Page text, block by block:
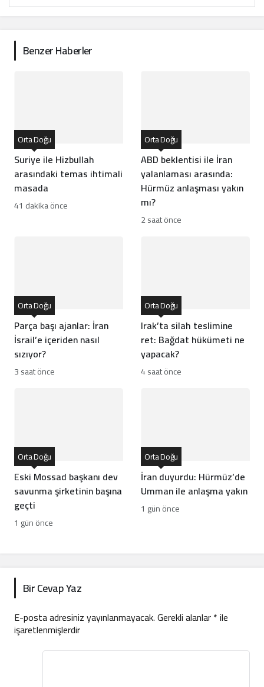
Benzer Haberler
Suriye ile Hizbullah
arasındaki temas ihtimali
masada
Orta Doğu
41 dakika önce
ABD beklentisi ile İran
yalanlaması arasında:
Hürmüz anlaşması yakın
mı?
Orta Doğu
2 saat önce
Parça başı ajanlar: İran
İsrail’e içeriden nasıl
sızıyor?
Orta Doğu
3 saat önce
Irak’ta silah teslimine
ret: Bağdat hükümeti ne
yapacak?
Orta Doğu
4 saat önce
Eski Mossad başkanı dev
savunma şirketinin başına
geçti
Orta Doğu
1 gün önce
İran duyurdu: Hürmüz’de
Umman ile anlaşma yakın
Orta Doğu
1 gün önce
Bir Cevap Yaz
E-posta adresiniz yayınlanmayacak.Gerekli alanlar*ile
işaretlenmişlerdir